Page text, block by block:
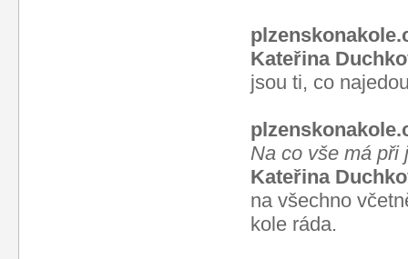
Kateřina
jsou ti, co
Na co vše má při
Kateřina
na všechno
kole ráda.